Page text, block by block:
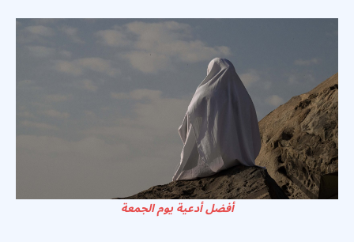
أفضل أدعية يوم الجمعة